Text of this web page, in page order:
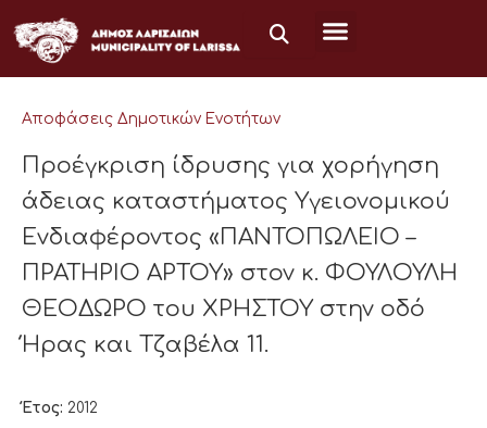
στο
περιεχόμενο
Αποφάσεις Δημοτικών Ενοτήτων
Προέγκριση ίδρυσης για χορήγηση
άδειας καταστήματος Υγειονομικού
Ενδιαφέροντος «ΠΑΝΤΟΠΩΛΕΙΟ –
ΠΡΑΤΗΡΙΟ ΑΡΤΟΥ» στον κ. ΦΟΥΛΟΥΛΗ
ΘΕΟΔΩΡΟ του ΧΡΗΣΤΟΥ στην οδό
Ήρας και Τζαβέλα 11.
Έτος: 2012